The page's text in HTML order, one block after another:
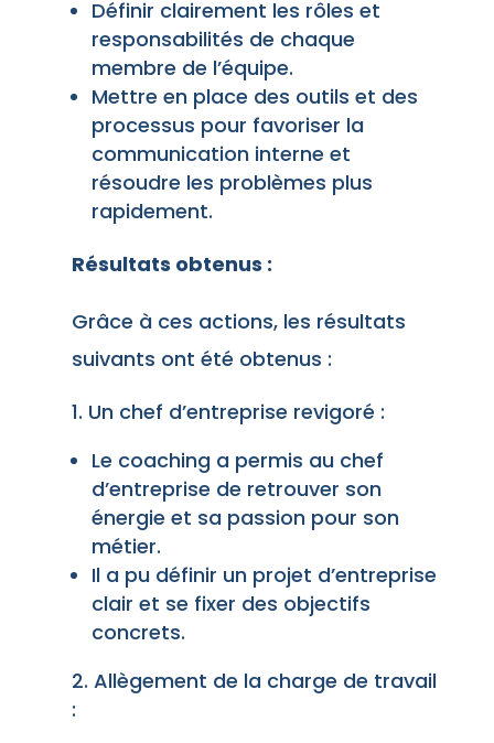
Définir clairement les rôles et
responsabilités de chaque
membre de l’équipe.
Mettre en place des outils et des
processus pour favoriser la
communication interne et
résoudre les problèmes plus
rapidement.
Résultats obtenus :
Grâce à ces actions, les résultats
suivants ont été obtenus :
Un chef d’entreprise revigoré :
Le coaching a permis au chef
d’entreprise de retrouver son
énergie et sa passion pour son
métier.
Il a pu définir un projet d’entreprise
clair et se fixer des objectifs
concrets.
Allègement de la charge de travail
: